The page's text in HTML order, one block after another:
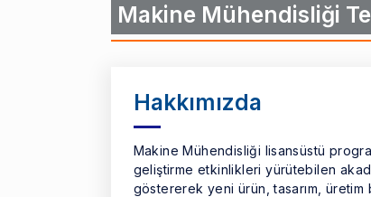
Makine Mühendisliği
Hakkımızda
Makine Mühendisliği lisansüstü
geliştirme etkinlikleri yürütebilen
göstererek yeni ürün, tasarım, üretim